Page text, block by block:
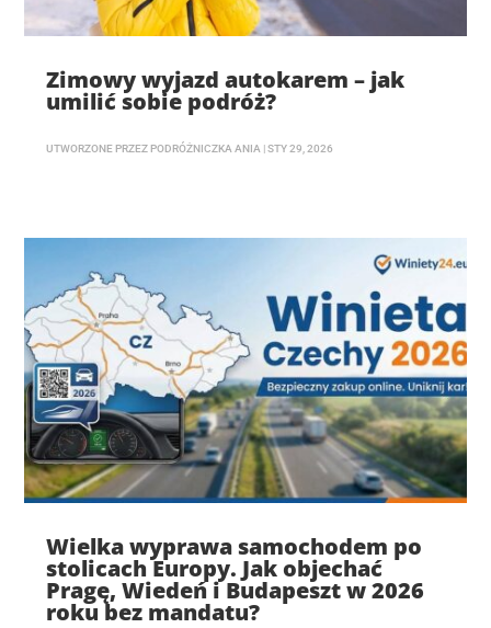
Zimowy wyjazd autokarem – jak
umilić sobie podróż?
UTWORZONE PRZEZ PODRÓŻNICZKA ANIA |STY 29, 2026
Wielka wyprawa samochodem po
stolicach Europy. Jak objechać
Pragę, Wiedeń i Budapeszt w 2026
roku bez mandatu?